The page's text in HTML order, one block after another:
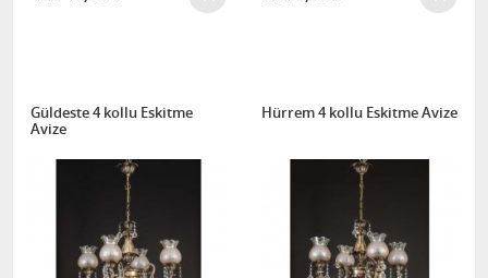
Güldeste 4 kollu Eskitme
Avize
Hürrem 4 kollu Eskitme Avize